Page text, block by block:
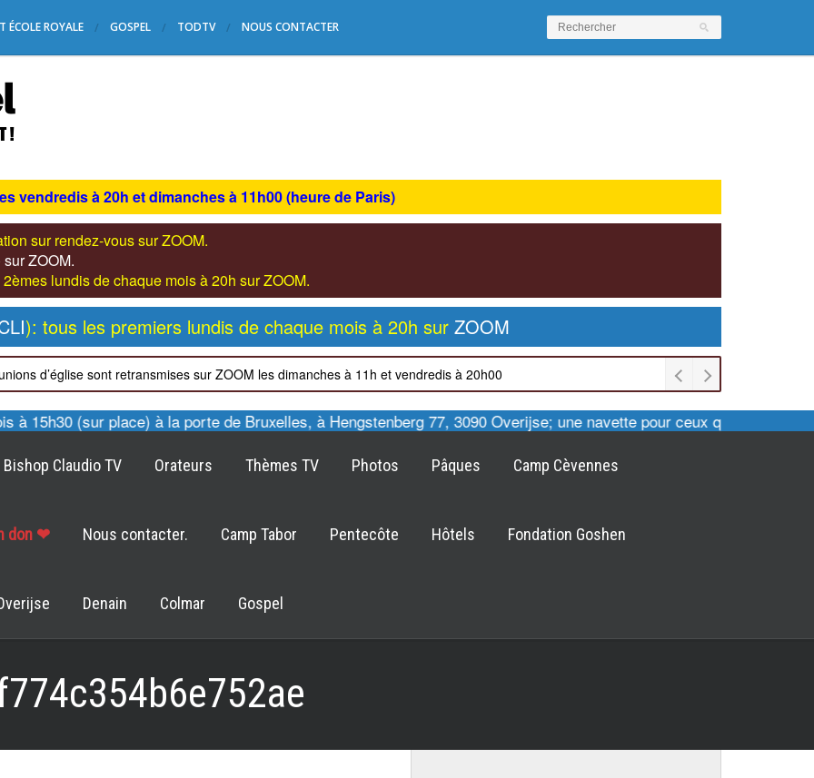
ÉCOLE ROYALE GOSPEL TODTV NOUS CONTACTER
vendredis à 20h et dimanches à 11h00 (heure de Paris)
sur rendez-vous sur ZOOM.
ZOOM.
lundis de chaque mois à 20h sur ZOOM.
): tous les premiers lundis de chaque mois à 20h sur ZOOM
d’église sont retransmises sur ZOOM les dimanches à 11h et vendredis à 20h00
(sur place) à la porte de Bruxelles, à Hengstenberg 77, 3090 Overijse; une navette pour ceux qui le
Bishop Claudio TV Orateurs Thèmes TV Photos Pâques Camp Cèvennes
don ❤ Nous contacter. Camp Tabor Pentecôte Hôtels Fondation Goshen
Denain Colmar Gospel